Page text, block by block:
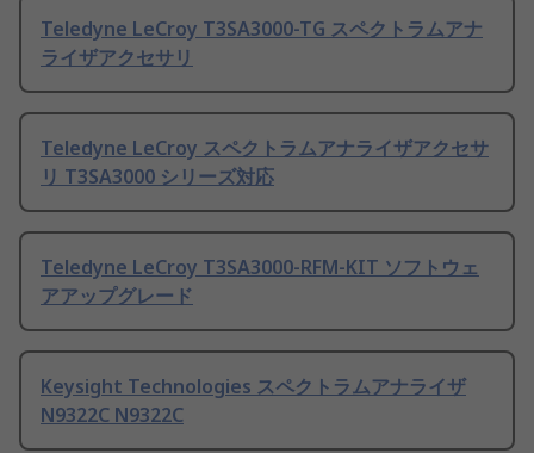
Teledyne LeCroy T3SA3000-TG スペクトラムアナ
ライザアクセサリ
Teledyne LeCroy スペクトラムアナライザアクセサ
リ T3SA3000 シリーズ対応
Teledyne LeCroy T3SA3000-RFM-KIT ソフトウェ
アアップグレード
Keysight Technologies スペクトラムアナライザ
N9322C N9322C